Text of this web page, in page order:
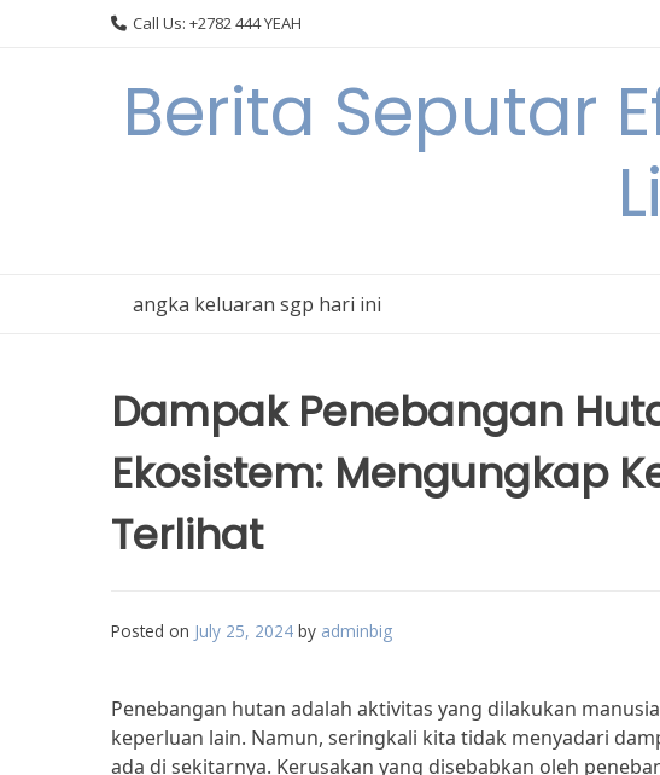
Call Us: +2782 444 YEAH
Berita Seputar
angka keluaran sgp hari ini
Dampak Penebangan
Ekosistem: Mengungkap
Terlihat
Posted on July 25, 2024 by adminbig
Penebangan hutan adalah aktivitas yang dilakukan
keperluan lain. Namun, seringkali kita tidak menyadari
ada di sekitarnya. Kerusakan yang disebabkan oleh